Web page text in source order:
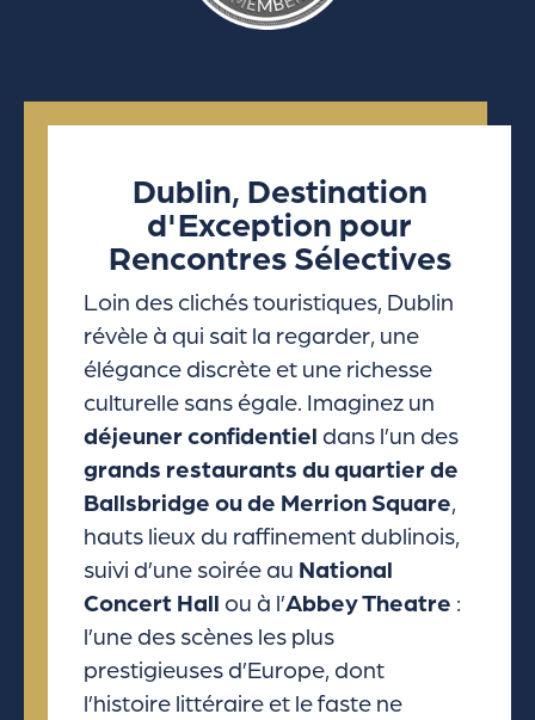
Dublin, Destination
d'Exception pour
Rencontres Sélectives
Loin des clichés touristiques, Dublin
révèle à qui sait la regarder, une
élégance discrète et une richesse
culturelle sans égale. Imaginez un
déjeuner confidentiel dans l’un des
grands restaurants du quartier de
Ballsbridge ou de Merrion Square,
hauts lieux du raffinement dublinois,
suivi d’une soirée au National
Concert Hall ou à l’Abbey Theatre :
l’une des scènes les plus
prestigieuses d’Europe, dont
l’histoire littéraire et le faste ne